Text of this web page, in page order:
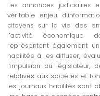
Les annonces judiciaires
véritable enjeu
citoyens sur la vie des
l’activité économique
représentent également
habilitée à les diffuser,
l’impulsion du législateur,
relatives aux sociétés et
les journaux habilités sont